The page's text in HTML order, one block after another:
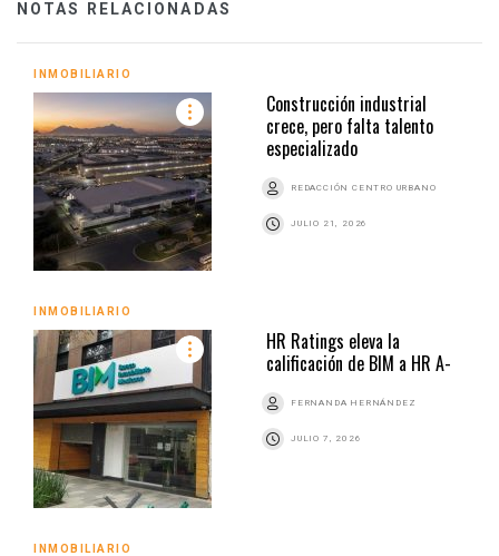
NOTAS RELACIONADAS
INMOBILIARIO
Construcción industrial
crece, pero falta talento
especializado
REDACCIÓN CENTRO URBANO
JULIO 21, 2026
INMOBILIARIO
HR Ratings eleva la
calificación de BIM a HR A-
FERNANDA HERNÁNDEZ
JULIO 7, 2026
INMOBILIARIO